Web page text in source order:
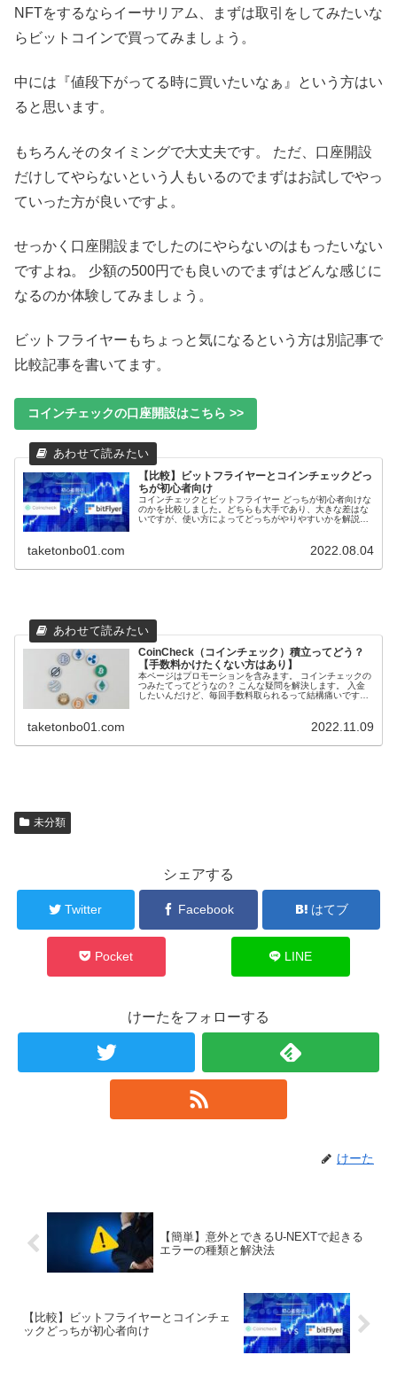
NFTをするならイーサリアム、まずは取引をしてみたいな
らビットコインで買ってみましょう。
中には『値段下がってる時に買いたいなぁ』という方はい
ると思います。
もちろんそのタイミングで大丈夫です。 ただ、口座開設
だけしてやらないという人もいるのでまずはお試しでやっ
ていった方が良いですよ。
せっかく口座開設までしたのにやらないのはもったいない
ですよね。 少額の500円でも良いのでまずはどんな感じに
なるのか体験してみましょう。
ビットフライヤーもちょっと気になるという方は別記事で
比較記事を書いてます。
コインチェックの口座開設はこちら >>
【比較】ビットフライヤーとコインチェックどっ
ちが初心者向け
コインチェックとビットフライヤー どっちが初心者向けな
のかを比較しました。どちらも大手であり、大きな差はな
いですが、使い方によってどっちがやりやすいかを解説し
taketonbo01.com 2022.08.04
CoinCheck（コインチェック）積立ってどう？
【手数料かけたくない方はあり】
本ページはプロモーションを含みます。 コインチェックの
つみたてってどうなの？ こんな疑問を解決します。 入金
したいんだけど、毎回手数料取られるって結構痛いですよ
taketonbo01.com 2022.11.09
未分類
シェアする
Twitter Facebook はてブ
Pocket LINE
けーたをフォローする
けーた
【簡単】意外とできるU-NEXTで起きる
エラーの種類と解決法
【比較】ビットフライヤーとコインチェ
ックどっちが初心者向け